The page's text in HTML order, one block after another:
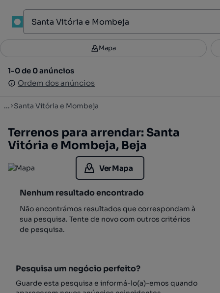
Filtros 3
1-0 de 0 anúncios
Ordem dos anúncios
Mapa
1-0 de 0 anúncios
Ordem dos anúncios
... Santa Vitória e Mombeja
Terrenos para arrendar: Santa
Vitória e Mombeja, Beja
Ver Mapa
Nenhum resultado encontrado
Não encontrámos resultados que correspondam à
sua pesquisa. Tente de novo com outros critérios
de pesquisa.
Pesquisa um negócio perfeito?
Guarde esta pesquisa e informá-lo(a)-emos quando